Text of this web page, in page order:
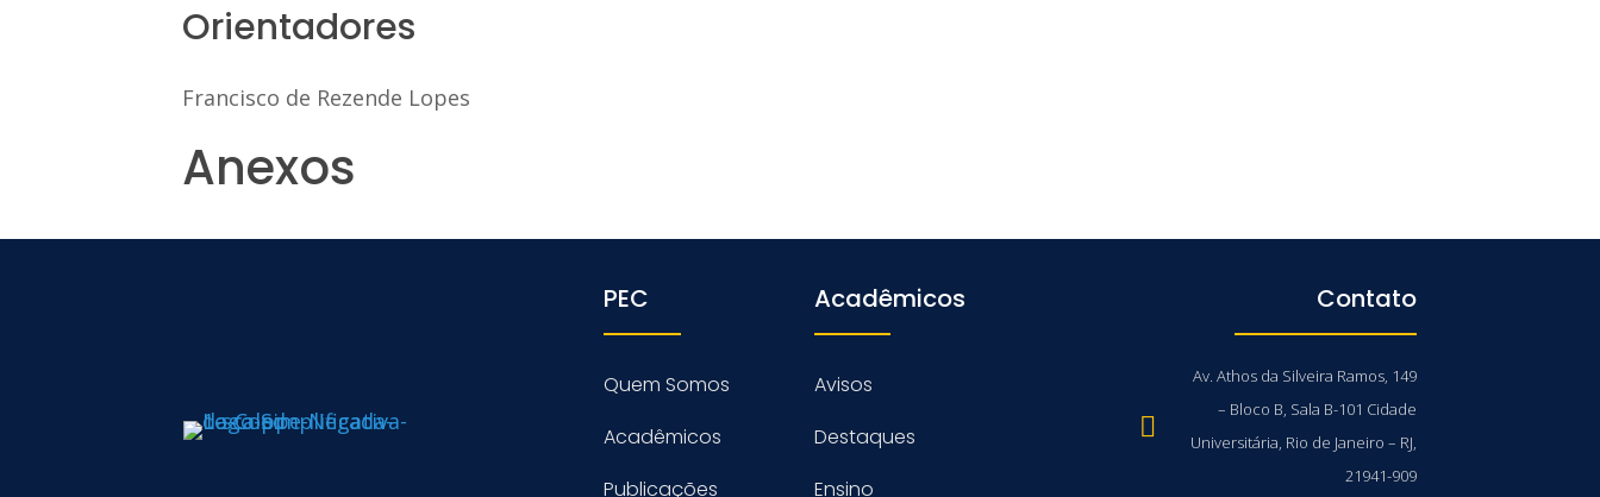
Orientadores
Francisco de Rezende Lopes
Anexos
PEC
Quem Somos
Acadêmicos
Publicações
Acadêmicos
Avisos
Destaques
Ensino
Contato
Av. Athos da Silveira Ramos, 149
– Bloco B, Sala B-101 Cidade
Universitária, Rio de Janeiro – RJ,
21941-909